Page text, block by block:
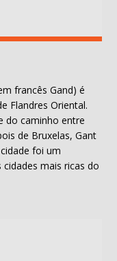
francês Gand) é
Flandres Oriental.
do caminho entre
de Bruxelas, Gant
foi um
mais ricas do